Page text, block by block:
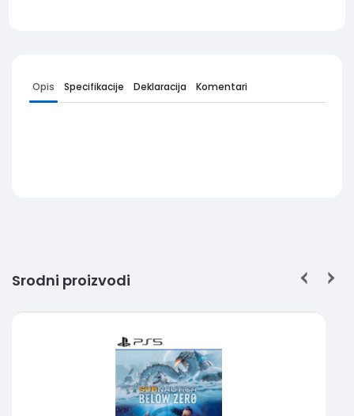
Opis Specifikacije Deklaracija Komentari
Srodni proizvodi